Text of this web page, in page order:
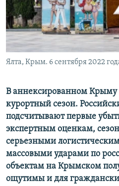
ПОБЕДИТЕЛЕЙ НЕ СУДЯТ?
КРЫМ.НЕПОКОРЕННЫЙ
ELIFBE
УКРАИНСКАЯ ПРОБЛЕМА КРЫМА
ПРИСОЕДИНЯЙТЕСЬ!
Ялта, Крым. 6 сентября 2022
В аннексированном Крыму
курортный сезон.
подсчитывают первые
экспертным оценкам,
серьезными
массовыми ударами по
объектам на Крымском
ощутимы и для